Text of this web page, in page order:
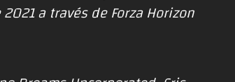
a través de Forza Horizon